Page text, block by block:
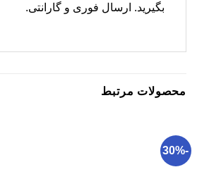
بگیرید. ارسال فوری و گارانتی.
محصولات مرتبط
-30%